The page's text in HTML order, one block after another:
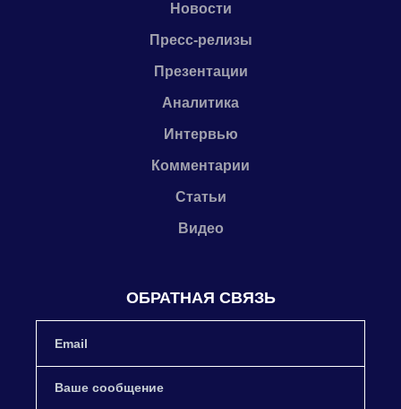
Новости
Пресс-релизы
Презентации
Аналитика
Интервью
Комментарии
Статьи
Видео
ОБРАТНАЯ СВЯЗЬ